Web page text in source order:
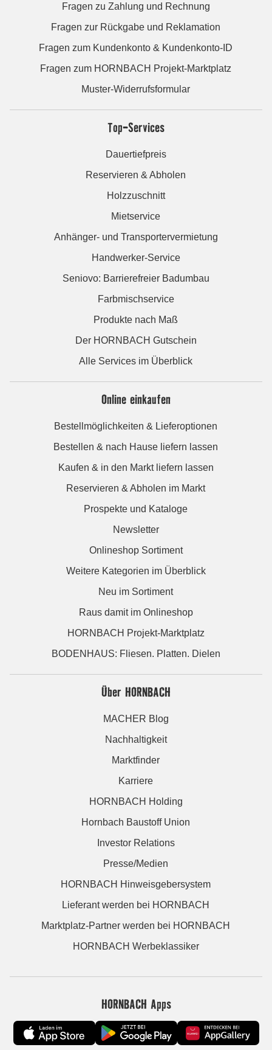
Fragen zu Zahlung und Rechnung
Fragen zur Rückgabe und Reklamation
Fragen zum Kundenkonto & Kundenkonto-ID
Fragen zum HORNBACH Projekt-Marktplatz
Muster-Widerrufsformular
Top-Services
Dauertiefpreis
Reservieren & Abholen
Holzzuschnitt
Mietservice
Anhänger- und Transportervermietung
Handwerker-Service
Seniovo: Barrierefreier Badumbau
Farbmischservice
Produkte nach Maß
Der HORNBACH Gutschein
Alle Services im Überblick
Online einkaufen
Bestellmöglichkeiten & Lieferoptionen
Bestellen & nach Hause liefern lassen
Kaufen & in den Markt liefern lassen
Reservieren & Abholen im Markt
Prospekte und Kataloge
Newsletter
Onlineshop Sortiment
Weitere Kategorien im Überblick
Neu im Sortiment
Raus damit im Onlineshop
HORNBACH Projekt-Marktplatz
BODENHAUS: Fliesen. Platten. Dielen
Über HORNBACH
MACHER Blog
Nachhaltigkeit
Marktfinder
Karriere
HORNBACH Holding
Hornbach Baustoff Union
Investor Relations
Presse/Medien
HORNBACH Hinweisgebersystem
Lieferant werden bei HORNBACH
Marktplatz-Partner werden bei HORNBACH
HORNBACH Werbeklassiker
HORNBACH Apps